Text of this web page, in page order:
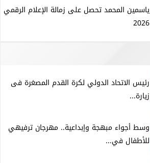
ياسمين المحمد تحصل على زمالة الإعلام الرقمي
2026
رئيس الاتحاد الدولي لكرة القدم المصغرة فى
زيارة...
وسط أجواء مبهجة وإبداعية.. مهرجان ترفيهي
للأطفال في...